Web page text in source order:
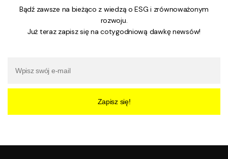
Bądź zawsze na bieżąco z wiedzą o ESG i zrównoważonym
rozwoju.
Już teraz zapisz się na cotygodniową dawkę newsów!
Zapisz się!